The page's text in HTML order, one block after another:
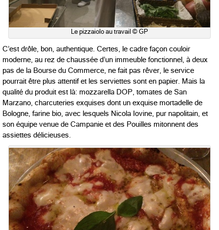
Le pizzaiolo au travail © GP
C’est drôle, bon, authentique. Certes, le cadre façon couloir
moderne, au rez de chaussée d’un immeuble fonctionnel, à deux
pas de la Bourse du Commerce, ne fait pas rêver, le service
pourrait être plus attentif et les serviettes sont en papier. Mais la
qualité du produit est là: mozzarella DOP, tomates de San
Marzano, charcuteries exquises dont un exquise mortadelle de
Bologne, farine bio, avec lesquels Nicola Iovine, pur napolitain, et
son équipe venue de Campanie et des Pouilles mitonnent des
assiettes délicieuses.